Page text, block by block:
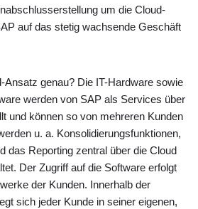
um die Cloud-
auf das stetig wachsende Geschäft
Ansatz genau? Die IT-Hardware sowie
werden von SAP als Services über
und können so von mehreren Kunden
u. a. Konsolidierungsfunktionen,
das Reporting zentral über die Cloud
Der Zugriff auf die Software erfolgt
der Kunden. Innerhalb der
sich jeder Kunde in seiner eigenen,